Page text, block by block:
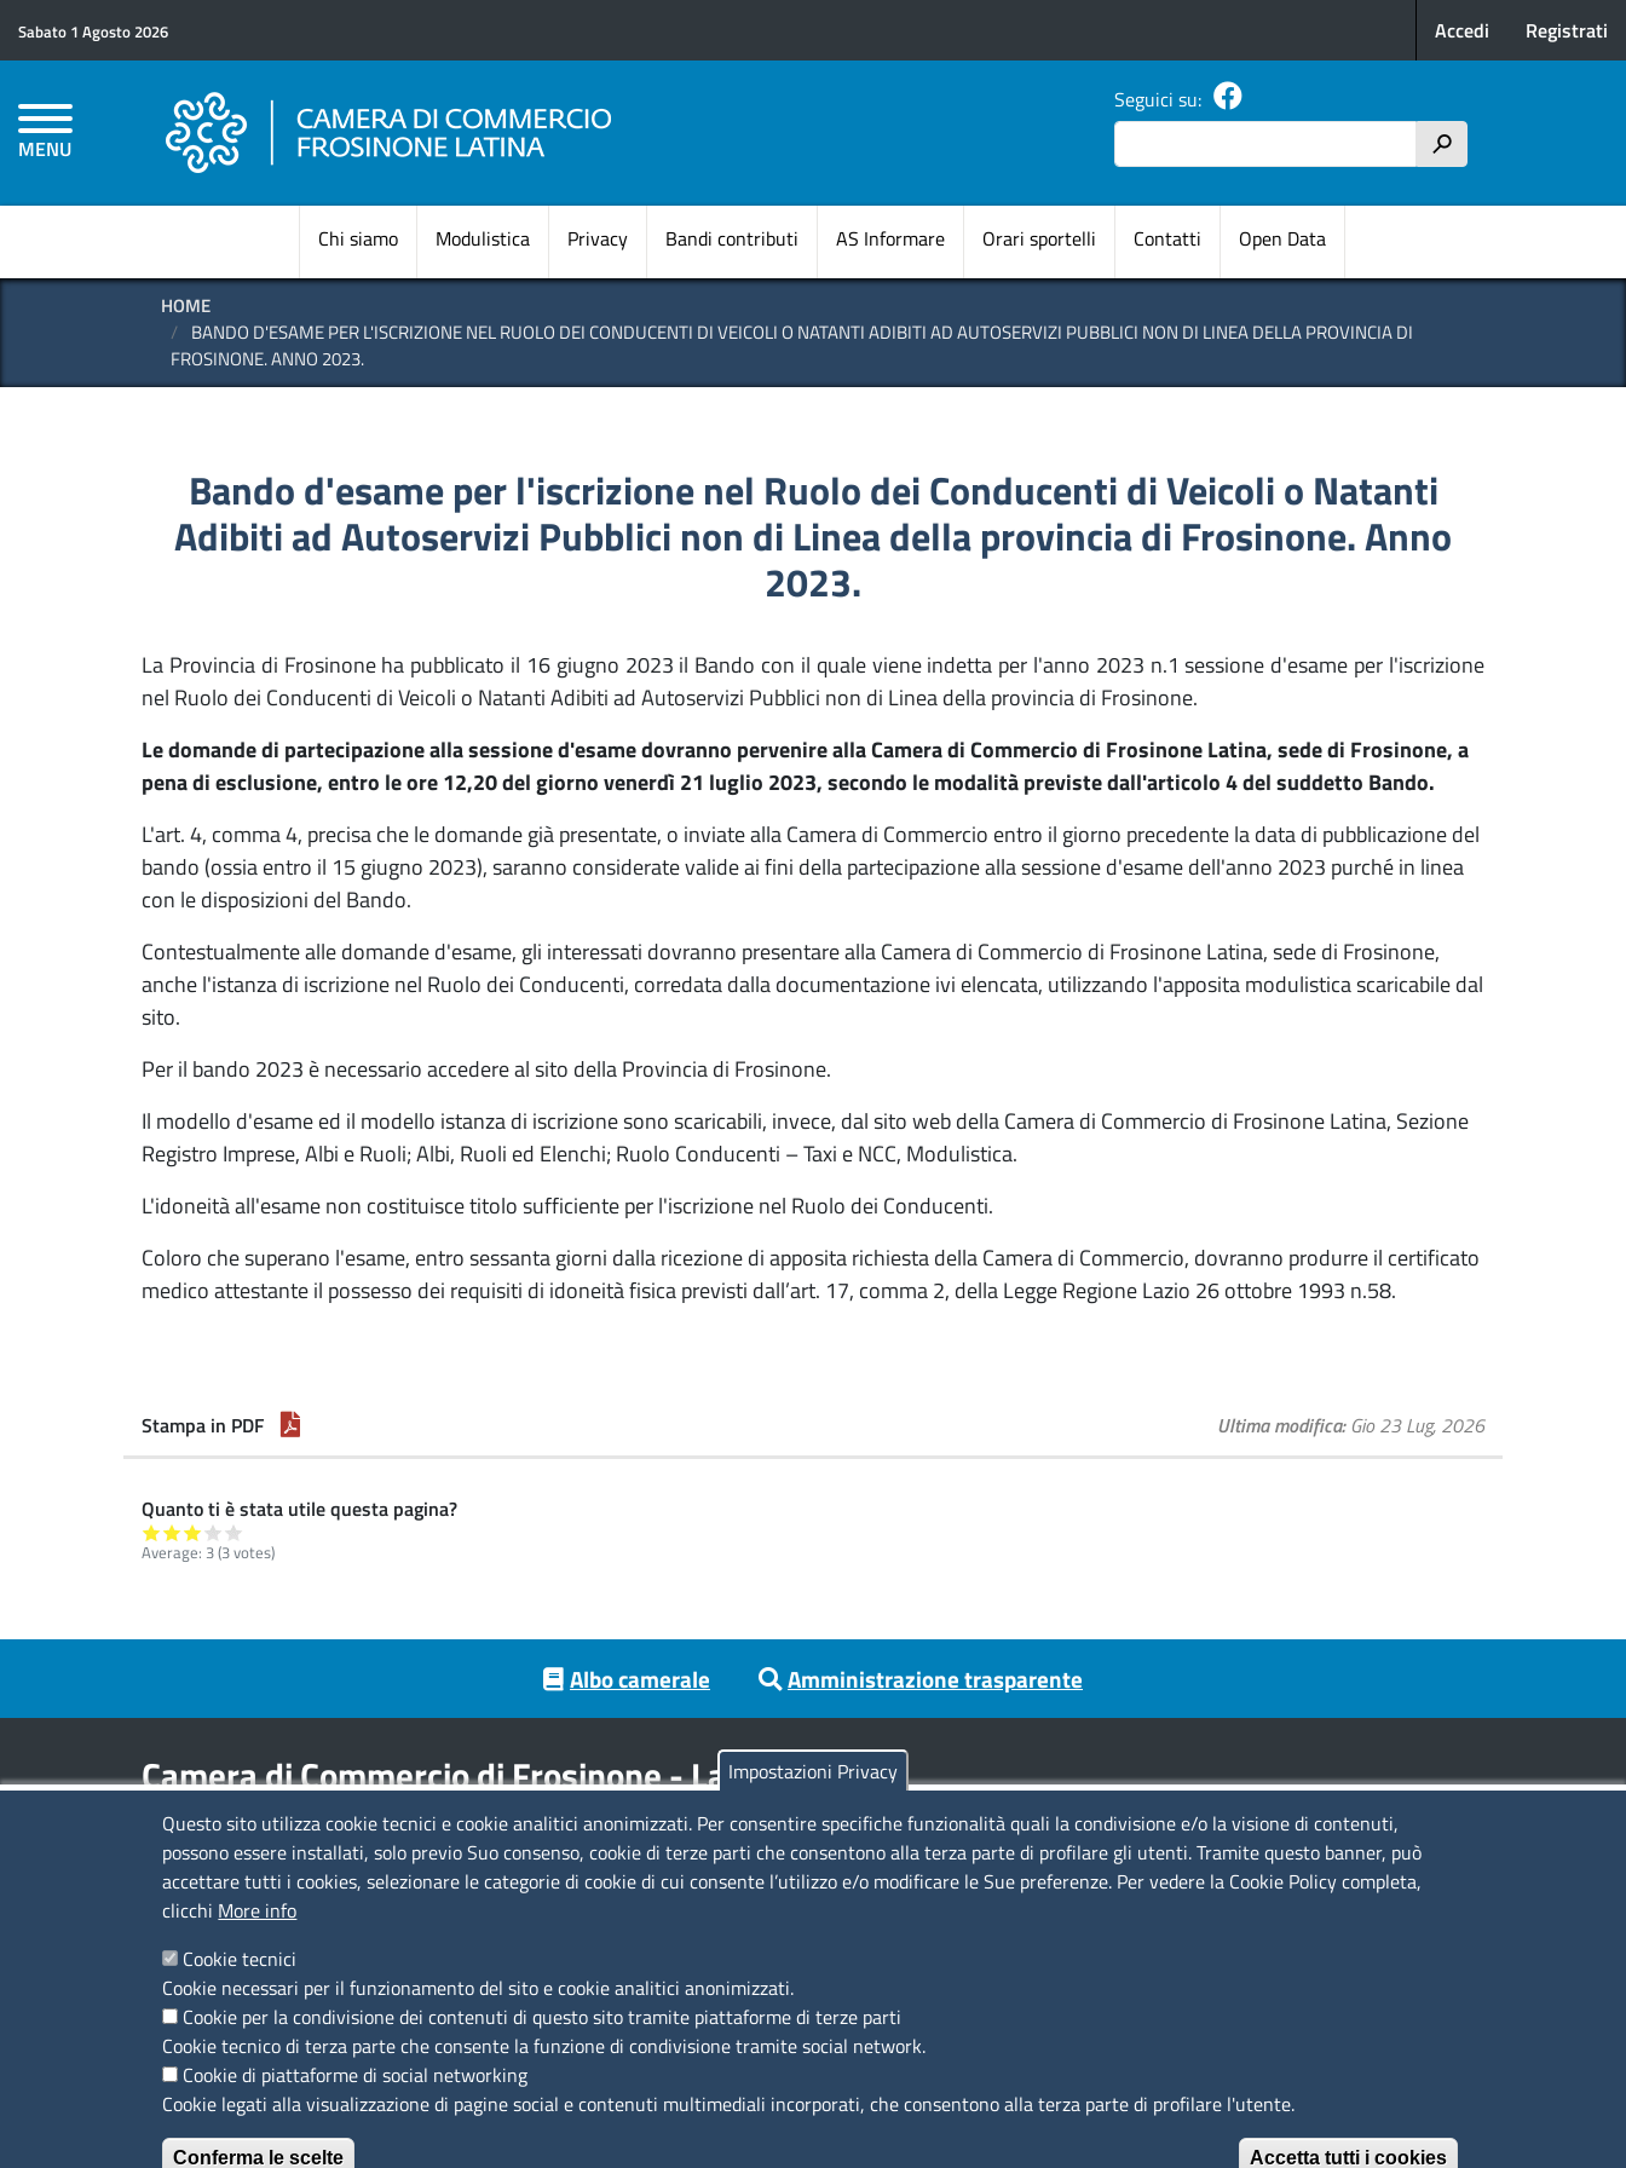
Sabato 1 Agosto 2026 Menu profilo
Accedi Registrati
MENU
Seguici su:
Cerca
h
Navigazione principale
Chi siamo Modulistica Privacy Bandi contributi AS Informare Orari sportelli Contatti Open Data
HOME
BANDO D'ESAME PER L'ISCRIZIONE NEL RUOLO DEI CONDUCENTI DI VEICOLI O NATANTI ADIBITI AD AUTOSERVIZI PUBBLICI NON DI LINEA DELLA PROVINCIA DI
FROSINONE. ANNO 2023.
Bando d'esame per l'iscrizione nel Ruolo dei Conducenti di Veicoli o Natanti
Adibiti ad Autoservizi Pubblici non di Linea della provincia di Frosinone. Anno
2023.
La Provincia di Frosinone ha pubblicato il 16 giugno 2023 il Bando con il quale viene indetta per l'anno 2023 n.1 sessione d'esame per l'iscrizione
nel Ruolo dei Conducenti di Veicoli o Natanti Adibiti ad Autoservizi Pubblici non di Linea della provincia di Frosinone.
Le domande di partecipazione alla sessione d'esame dovranno pervenire alla Camera di Commercio di Frosinone Latina, sede di Frosinone, a
pena di esclusione, entro le ore 12,20 del giorno venerdì 21 luglio 2023, secondo le modalità previste dall'articolo 4 del suddetto Bando.
L'art. 4, comma 4, precisa che le domande già presentate, o inviate alla Camera di Commercio entro il giorno precedente la data di pubblicazione del
bando (ossia entro il 15 giugno 2023), saranno considerate valide ai fini della partecipazione alla sessione d'esame dell'anno 2023 purché in linea
con le disposizioni del Bando.
Contestualmente alle domande d'esame, gli interessati dovranno presentare alla Camera di Commercio di Frosinone Latina, sede di Frosinone,
anche l'istanza di iscrizione nel Ruolo dei Conducenti, corredata dalla documentazione ivi elencata, utilizzando l'apposita modulistica scaricabile dal
sito.
Per il bando 2023 è necessario accedere al sito della Provincia di Frosinone.
Il modello d'esame ed il modello istanza di iscrizione sono scaricabili, invece, dal sito web della Camera di Commercio di Frosinone Latina, Sezione
Registro Imprese, Albi e Ruoli; Albi, Ruoli ed Elenchi; Ruolo Conducenti – Taxi e NCC, Modulistica.
L'idoneità all'esame non costituisce titolo sufficiente per l'iscrizione nel Ruolo dei Conducenti.
Coloro che superano l'esame, entro sessanta giorni dalla ricezione di apposita richiesta della Camera di Commercio, dovranno produrre il certificato
medico attestante il possesso dei requisiti di idoneità fisica previsti dall’art. 17, comma 2, della Legge Regione Lazio 26 ottobre 1993 n.58.
Stampa in PDF Ultima modifica Gio 23 Lug, 2026
Quanto ti è stata utile questa pagina?
Average: 3(3votes)
Albo camerale Amministrazione trasparente
Camera di Commercio di Frosinone - Latina
Contatti
Sede Legale di Latina: Viale Umberto I, 80 -
04100 (LT)
tel. 0773/6721
Sede di Frosinone: Via Alcide De Gasperi, 1 -
03100 (FR)
tel. 0775/2751
Peccciaa@pec.frlt.camcom.it
Ufficio relazioni con il pubblico
Codici
Codice Fiscale e Partita Iva: 02957560598
Seguici su
Impostazioni Privacy
Questo sito utilizza cookie tecnici e cookie analitici anonimizzati. Per consentire specifiche funzionalità quali la condivisione e/o la visione di contenuti,
possono essere installati, solo previo Suo consenso, cookie di terze parti che consentono alla terza parte di profilare gli utenti. Tramite questo banner, può
accettare tutti i cookies, selezionare le categorie di cookie di cui consente l’utilizzo e/o modificare le Sue preferenze. Per vedere la Cookie Policy completa,
clicchi More info
Cookie tecnici
Cookie necessari per il funzionamento del sito e cookie analitici anonimizzati.
Cookie per la condivisione dei contenuti di questo sito tramite piattaforme di terze parti
Cookie tecnico di terza parte che consente la funzione di condivisione tramite social network.
Cookie di piattaforme di social networking
Cookie legati alla visualizzazione di pagine social e contenuti multimediali incorporati, che consentono alla terza parte di profilare l'utente.
Conferma le scelte Accetta tutti i cookies